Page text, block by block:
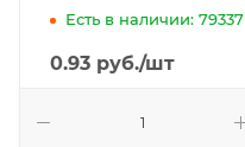
Есть в наличии: 79337
0.93 руб./шт